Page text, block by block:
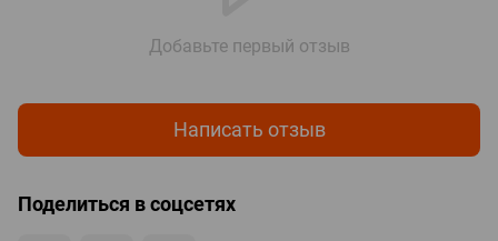
Добавьте первый отзыв
Написать отзыв
Поделиться в соцсетях